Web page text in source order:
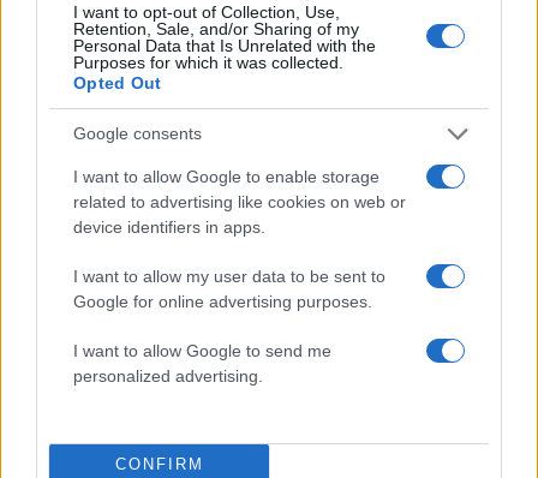
I want to opt-out of Collection, Use,
Retention, Sale, and/or Sharing of my
Personal Data that Is Unrelated with the
Purposes for which it was collected.
Opted Out
Google consents
I want to allow Google to enable storage
related to advertising like cookies on web or
device identifiers in apps.
I want to allow my user data to be sent to
Google for online advertising purposes.
I want to allow Google to send me
personalized advertising.
CONFIRM